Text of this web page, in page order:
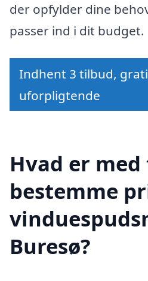
der opfylder dine
passer ind i dit budget.
Indhent 3 tilbud,
uforpligtende
Hvad er
bestemme
Buresø?